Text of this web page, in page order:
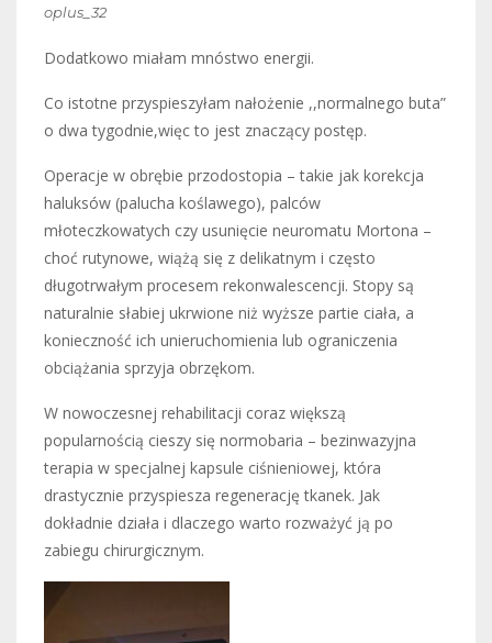
oplus_32
Dodatkowo miałam mnóstwo energii.
Co istotne przyspieszyłam nałożenie ,,normalnego buta”
o dwa tygodnie,więc to jest znaczący postęp.
Operacje w obrębie przodostopia – takie jak korekcja
haluksów (palucha koślawego), palców
młoteczkowatych czy usunięcie neuromatu Mortona –
choć rutynowe, wiążą się z delikatnym i często
długotrwałym procesem rekonwalescencji. Stopy są
naturalnie słabiej ukrwione niż wyższe partie ciała, a
konieczność ich unieruchomienia lub ograniczenia
obciążania sprzyja obrzękom.
W nowoczesnej rehabilitacji coraz większą
popularnością cieszy się normobaria – bezinwazyjna
terapia w specjalnej kapsule ciśnieniowej, która
drastycznie przyspiesza regenerację tkanek. Jak
dokładnie działa i dlaczego warto rozważyć ją po
zabiegu chirurgicznym.